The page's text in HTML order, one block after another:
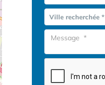
Ville recherchée *